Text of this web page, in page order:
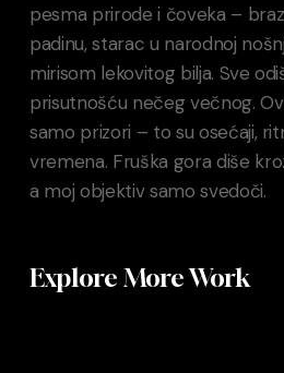
pesma prirode i čoveka –
padinu, starac u narodnoj
mirisom lekovitog bilja. Sve
prisutnošću nečeg večnog.
samo prizori – to su osećaji,
vremena. Fruška gora diše
a moj objektiv samo svedoči.
Explore More Work